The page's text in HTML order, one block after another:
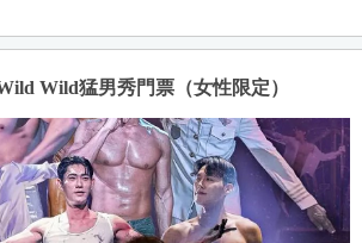
Wild猛男秀門票（女性限定）